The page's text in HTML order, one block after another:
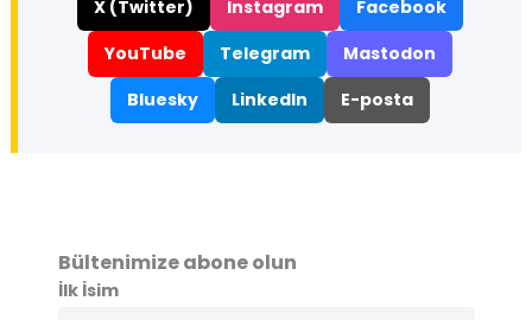
X (Twitter) Instagram
Facebook
YouTube
Telegram
Mastodon
Bluesky
LinkedIn E-posta
Bültenimize abone olun
İlk İsim